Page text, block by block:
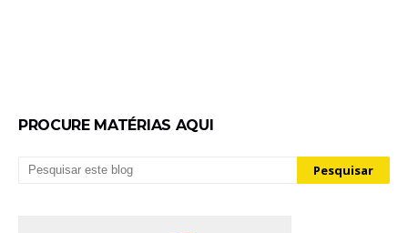
PROCURE MATÉRIAS AQUI